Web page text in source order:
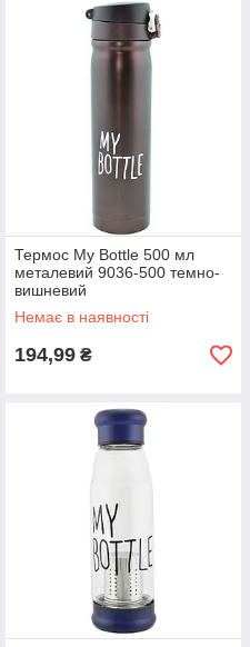
Термос My Bottle 500 мл
металевий 9036-500 темно-
вишневий
Немає в наявності
194,99 ₴